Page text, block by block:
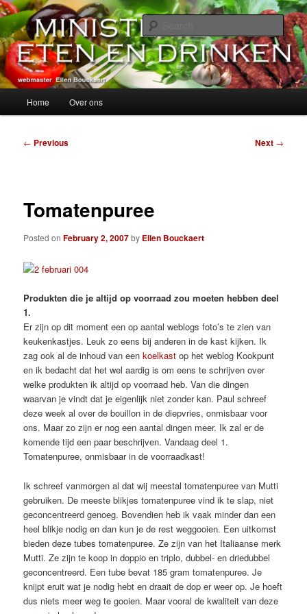
Skip
to
primary
contentMinisterie van Eten en Drinken
alles over eten, drinken en andere genoegens…
Home Over ons
Post
← Previous Next →
Tomatenpuree
Posted onFebruary 2, 2007by Ellen Bouckaert
Produkten die je altijd op voorraad zou moeten hebben deel
1.
Er zijn op dit moment een op aantal weblogs foto’s te zien van
keukenkastjes. Leuk zo eens bij anderen in de kast kijken. Ik
zag ook al de inhoud van eenkoelkast op het weblog Kookpunt
en ik bedacht dat het wel aardig is om eens te schrijven over
welke produkten ik altijd op voorraad heb. Van die dingen
waarvan je vindt dat je eigenlijk niet zonder kan. Paul schreef
deze week al over de bouillon in de diepvries, onmisbaar voor
ons. Maar zo zijn er nog een aantal dingen meer. Ik zal er de
komende tijd een paar beschrijven. Vandaag deel 1.
Tomatenpuree, onmisbaar in de voorraadkast!
Ik schreef vanmorgen al dat wij meestal tomatenpuree van Mutti
gebruiken. De meeste blikjes tomatenpuree vind ik te slap, niet
geconcentreerd genoeg. Bovendien heb ik vaak minder dan een
heel blikje nodig en dan kun je de rest weggooien. Een uitkomst
bieden deze tubes tomatenpuree. Ze zijn van het Italiaanse merk
Mutti. Ze zijn te koop in doppio en triplo, dubbel- en driedubbel
geconcentreerd. Een tube bevat 185 gram tomatenpuree. Je
knijpt eruit wat je nodig hebt en draait de dop er weer op. Je hoeft
dus niets meer weg te gooien. Maar vooral de kwaliteit van deze